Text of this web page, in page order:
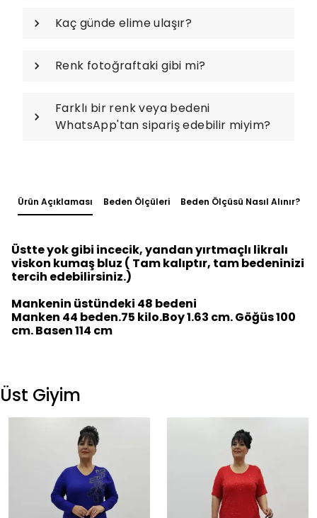
Kaç günde elime ulaşır?
Renk fotoğraftaki gibi mi?
Farklı bir renk veya bedeni
WhatsApp'tan sipariş edebilir miyim?
Ürün Açıklaması Beden Ölçüleri Beden Ölçüsü Nasıl Alınır?
Üstte yok gibi incecik, yandan yırtmaçlı likralı
viskon kumaş bluz ( Tam kalıptır, tam bedeninizi
tercih edebilirsiniz.)
Mankenin üstündeki 48 bedeni
Manken 44 beden.75 kilo.Boy 1.63 cm. Göğüs 100
cm. Basen 114 cm
Üst Giyim